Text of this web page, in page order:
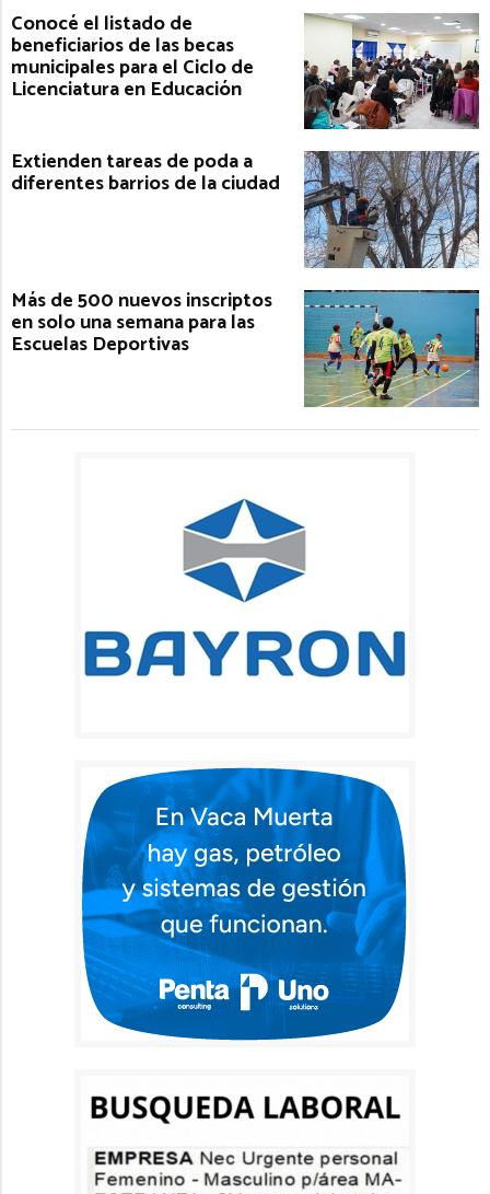
Conocé el listado de
beneficiarios de las becas
municipales para el Ciclo de
Licenciatura en Educación
Extienden tareas de poda a
diferentes barrios de la ciudad
Más de 500 nuevos inscriptos
en solo una semana para las
Escuelas Deportivas